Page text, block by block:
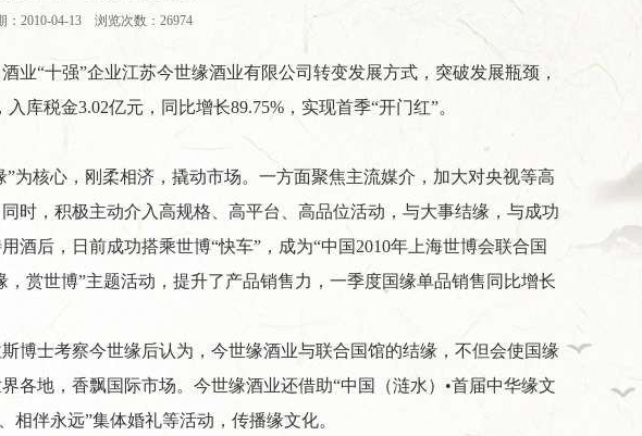
：2010-04-13 浏览次数：26974
业“十强”企业江苏今世缘酒业有限公司转变发展方式，突破发展瓶颈，
库税金3.02亿元，同比增长89.75%，实现首季“开门红”。
为核心，刚柔相济，撬动市场。一方面聚焦主流媒介，加大对央视等高
时，积极主动介入高规格、高平台、高品位活动，与大事结缘，与成功
酒后，日前成功搭乘世博“快车”，成为“中国2010年上海世博会联合国
赏世博”主题活动，提升了产品销售力，一季度国缘单品销售同比增长
博士考察今世缘后认为，今世缘酒业与联合国馆的结缘，不但会使国缘
各地，香飘国际市场。今世缘酒业还借助“中国（涟水）•首届中华缘文
相伴永远”集体婚礼等活动，传播缘文化。